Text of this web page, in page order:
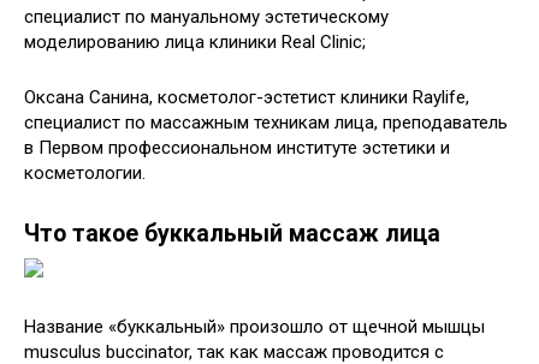
специалист по мануальному эстетическому
моделированию лица клиники Real Clinic;
Оксана Санина, косметолог-эстетист клиники Raylife,
специалист по массажным техникам лица, преподаватель
в Первом профессиональном институте эстетики и
косметологии.
Что такое буккальный массаж лица
Название «буккальный» произошло от щечной мышцы
musculus buccinator, так как массаж проводится с